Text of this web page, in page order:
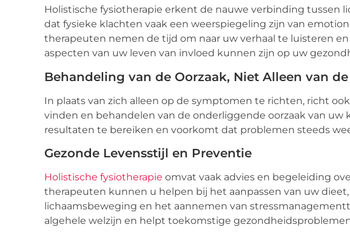
Holistische fysiotherapie erkent de nauwe verbinding tussen
dat fysieke klachten vaak een weerspiegeling zijn van
therapeuten nemen de tijd om naar uw verhaal te luisteren
aspecten van uw leven van invloed kunnen zijn op uw
Behandeling van de Oorzaak, Niet Alleen van
In plaats van zich alleen op de symptomen te richten, richt ook
vinden en behandelen van de onderliggende oorzaak van
resultaten te bereiken en voorkomt dat problemen steeds
Gezonde Levensstijl en Preventie
Holistische fysiotherapie omvat vaak advies en begeleiding
therapeuten kunnen u helpen bij het aanpassen van uw
lichaamsbeweging en het aannemen van
algehele welzijn en helpt toekomstige